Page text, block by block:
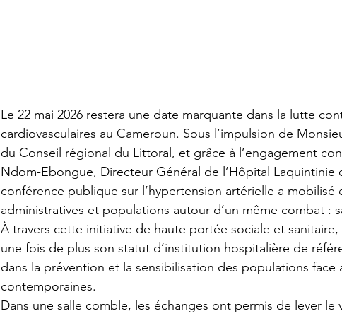
Le 22 mai 2026 restera une date marquante dans la lutte
cardiovasculaires au Cameroun. Sous l’impulsion de
du Conseil régional du Littoral, et grâce à l’engagement
Ndom-Ebongue, Directeur Général de l’Hôpital Laquintinie
conférence publique sur l’hypertension artérielle a
administratives et populations autour d’un même combat :
À travers cette initiative de haute portée sociale et
une fois de plus son statut d’institution hospitalière de
dans la prévention et la sensibilisation des populations face
contemporaines.
Dans une salle comble, les échanges ont permis de lever le